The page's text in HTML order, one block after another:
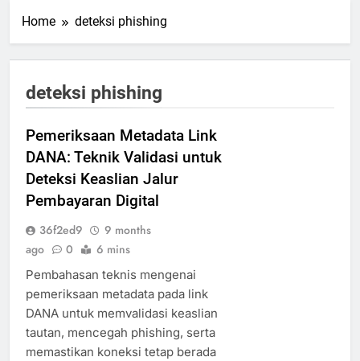
Home deteksi phishing
deteksi phishing
Pemeriksaan Metadata Link
DANA: Teknik Validasi untuk
Deteksi Keaslian Jalur
Pembayaran Digital
36f2ed9
9 months
ago
0 6 mins
Pembahasan teknis mengenai
pemeriksaan metadata pada link
DANA untuk memvalidasi keaslian
tautan, mencegah phishing, serta
memastikan koneksi tetap berada